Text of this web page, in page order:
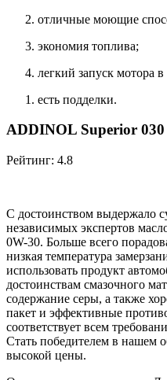
отличные моющие
экономия топлива;
легкий запуск мотора в
есть подделки.
ADDINOL Superior 030
Рейтинг: 4.8
С достоинством выдержало
независимых экспертов
0W-30. Больше всего
низкая температура
использовать продукт
достоинствам смазочного
содержание серы, а также
пакет и эффективные
соответствует всем
Стать победителем в нашем
высокой цены.